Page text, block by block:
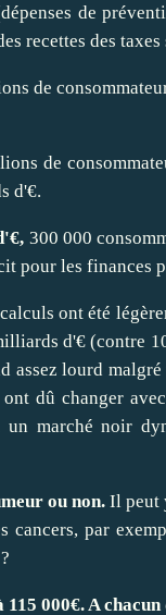
de
recettes des
de
de
d'€.
300 000
pour les finances
ont été
d'€ (contre
assez lourd
dû changer
marché noir
ou non.Il peut
cancers, par
000€. A